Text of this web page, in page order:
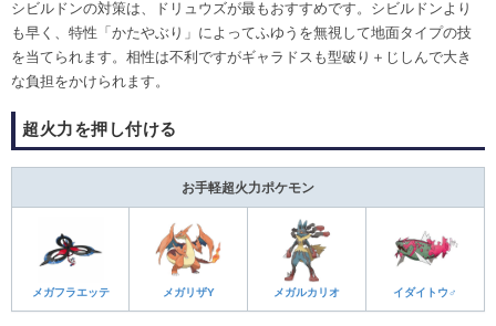
シビルドンの対策は、ドリュウズが最もおすすめです。シビルドンより
も早く、特性「かたやぶり」によってふゆうを無視して地面タイプの技
を当てられます。相性は不利ですがギャラドスも型破り＋じしんで大き
な負担をかけられます。
超火力を押し付ける
お手軽超火力ポケモン
メガフラエッテ メガリザY メガルカリオ イダイトウ♂